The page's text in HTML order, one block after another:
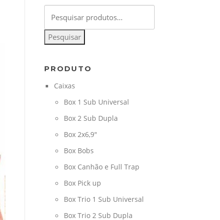
por:
Pesquisar
PRODUTO
Caixas
Box 1 Sub Universal
Box 2 Sub Dupla
Box 2x6,9"
Box Bobs
Box Canhão e Full Trap
Box Pick up
Box Trio 1 Sub Universal
Box Trio 2 Sub Dupla